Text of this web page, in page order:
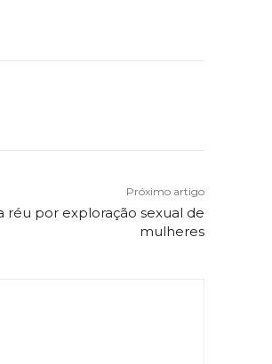
Próximo artigo
réu por exploração sexual de
mulheres